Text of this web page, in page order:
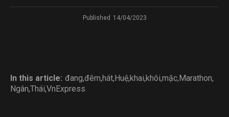
Published 14/04/2023
In this article: đang,đêm,hát,Huệ,khai,khôi,mặc,Marathon,
Ngân,Thái,VnExpress